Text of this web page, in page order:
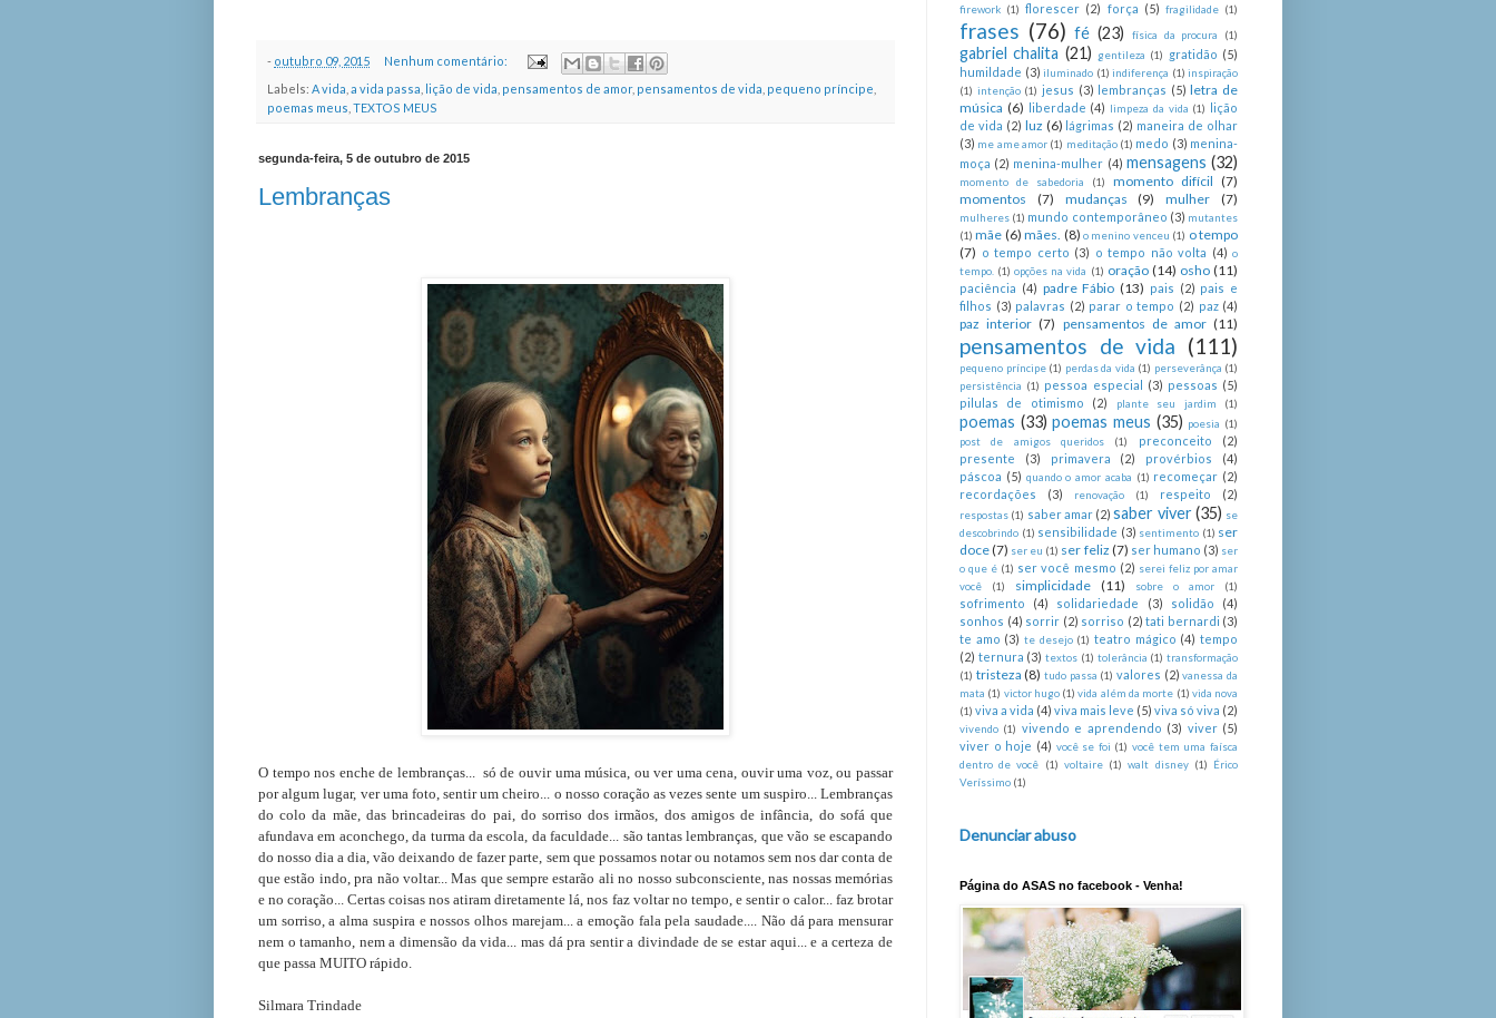
- outubro 09, 2015
Nenhum comentário:
Labels: A vida a vida passa lição de vida pensamentos de amor, pensamentos de vida pequeno príncipe
poemas meus TEXTOS MEUS
segunda-feira, 5 de outubro de 2015
Lembranças
O tempo nos enche de lembranças... só de ouvir uma música, ou ver uma cena, ouvir uma voz, ou passar
por algum lugar, ver uma foto, sentir um cheiro... o nosso coração as vezes sente um suspiro... Lembranças
do colo da mãe, das brincadeiras do pai, do sorriso dos irmãos, dos amigos de infância, do sofá que
afundava em aconchego, da turma da escola, da faculdade... são tantas lembranças, que vão se escapando
do nosso dia a dia, vão deixando de fazer parte, sem que possamos notar ou notamos sem nos dar conta de
que estão indo, pra não voltar... Mas que sempre estarão ali no nosso subconsciente, nas nossas memórias
e no coração... Certas coisas nos atiram diretamente lá, nos faz voltar no tempo, e sentir o calor... faz brotar
um sorriso, a alma suspira e nossos olhos marejam... a emoção fala pela saudade.... Não dá para mensurar
nem o tamanho, nem a dimensão da vida... mas dá pra sentir a divindade de se estar aqui... e a certeza de
que passa MUITO rápido.
Silmara Trindade
firework (1) florescer (2) força (5) fragilidade (1)
frases (76) fé (23) física da procura (1)
gabriel chalita (21) gentileza (1) gratidão (5)
humildade (3) iluminado (1) indiferença (1) inspiração
(1) intenção (1) jesus (3) lembranças (5) letra de
música (6) liberdade (4) limpeza da vida (1)
lição
de vida (2) luz (6) lágrimas (2) maneira de olhar
(3) me ame amor (1) meditação (1) medo (3) menina-
moça (2) menina-mulher (4) mensagens (32)
momento de sabedoria (1) momento difícil (7)
momentos
(7) mudanças (9) mulher (7)
mulheres (1) mundo contemporâneo (3) mutantes
(1) mãe (6) mães. (8) o menino venceu (1) o tempo
(7) o tempo certo (3) o tempo não volta (4) o
tempo. (1) opções na vida (1) oração (14) osho (11)
paciência (4) padre Fábio (13) pais (2) pais e
filhos (3) palavras (2) parar o tempo (2) paz (4)
paz interior (7) pensamentos de amor (11)
pensamentos de vida (111)
pequeno príncipe (1) perdas da vida (1) perseverânça (1)
persistência (1) pessoa especial (3) pessoas (5)
pilulas de otimismo
(2) plante seu jardim (1)
poemas (33) poemas meus (35) poesia (1)
post de amigos queridos
(1) preconceito
(2)
presente
(3) primavera (2) provérbios
(4)
páscoa (5) quando o amor acaba (1) recomeçar (2)
recordações
(3) renovação (1) respeito (2)
respostas (1) saber amar (2) saber viver (35) se
descobrindo (1) sensibilidade (3) sentimento (1) ser
doce(7) ser eu (1) ser feliz (7) ser humano (3) ser
o que é (1) ser você mesmo (2) serei feliz por amar
você
(1) simplicidade (11) sobre o amor (1)
sofrimento (4) solidariedade (3) solidão
(4)
sonhos (4) sorrir (2) sorriso (2) tati bernardi (3)
te amo (3) te desejo (1) teatro mágico (4) tempo
(2) ternura (3) textos (1) tolerância (1) transformação
(1) tristeza (8) tudo passa (1) valores (2) vanessa da
mata (1) victor hugo (1) vida além da morte (1) vida nova
(1) viva a vida (4) viva mais leve (5) viva só viva (2)
vivendo (1) vivendo e aprendendo (3) viver (5)
viver o hoje (4) você se foi (1) você tem uma faísca
dentro de você
(1) voltaire (1) walt disney (1)
Érico
Veríssimo (1)
Denunciar abuso
Página do ASAS no facebook - Venha!